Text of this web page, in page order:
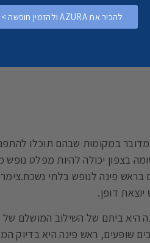
במקומות שבהם תוכלו
בצפון יכולה להיות מפלט נופש
פינה לנופש בלתי
דופן.
היא ביתם של השילוב המושלם
שופעים, ראש פינה היא בדיוק
להכיר את AZURA ולהזמין חופשה >